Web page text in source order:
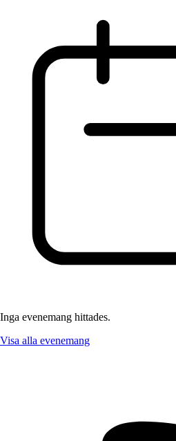
Inga evenemang hittades.
Visa alla evenemang